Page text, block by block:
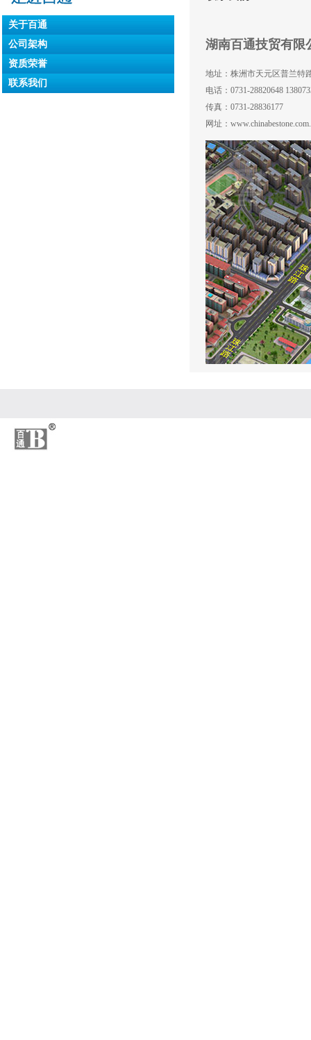
关于百通
公司架构
资质荣誉
联系我们
湖南百通技贸有限
地址：株洲市天元区普兰特
电话：0731-28820648
传真：0731-28836177
网址：